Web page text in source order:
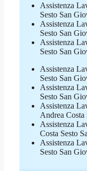
Assistenza
Sesto San
Assistenza
Sesto San
Assistenza
Sesto San
Assistenza
Sesto San
Assistenza
Sesto San
Assistenza
Andrea Costa
Assistenza
Costa Sesto
Assistenza
Sesto San